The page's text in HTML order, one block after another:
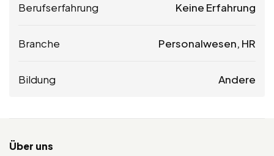
Berufserfahrung Keine Erfahrung
Branche Personalwesen, HR
Bildung Andere
Über uns